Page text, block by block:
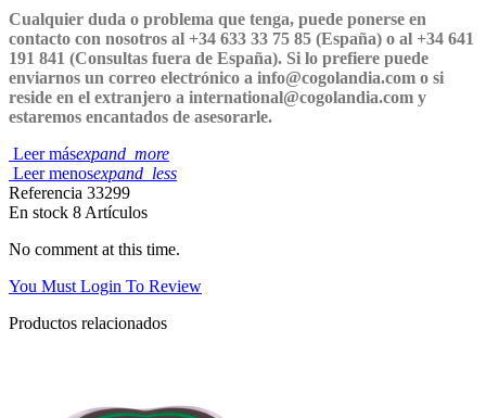
Cualquier duda o problema que tenga, puede ponerse en
contacto con nosotros al +34 633 33 75 85 (España) o al +34 641
191 841 (Consultas fuera de España). Si lo prefiere puede
enviarnos un correo electrónico a info@cogolandia.com o si
reside en el extranjero a international@cogolandia.com y
estaremos encantados de asesorarle.
Leer másexpand_more
Leer menosexpand_less
Referencia 33299
En stock 8 Artículos
No comment at this time.
You Must Login To Review
Productos relacionados